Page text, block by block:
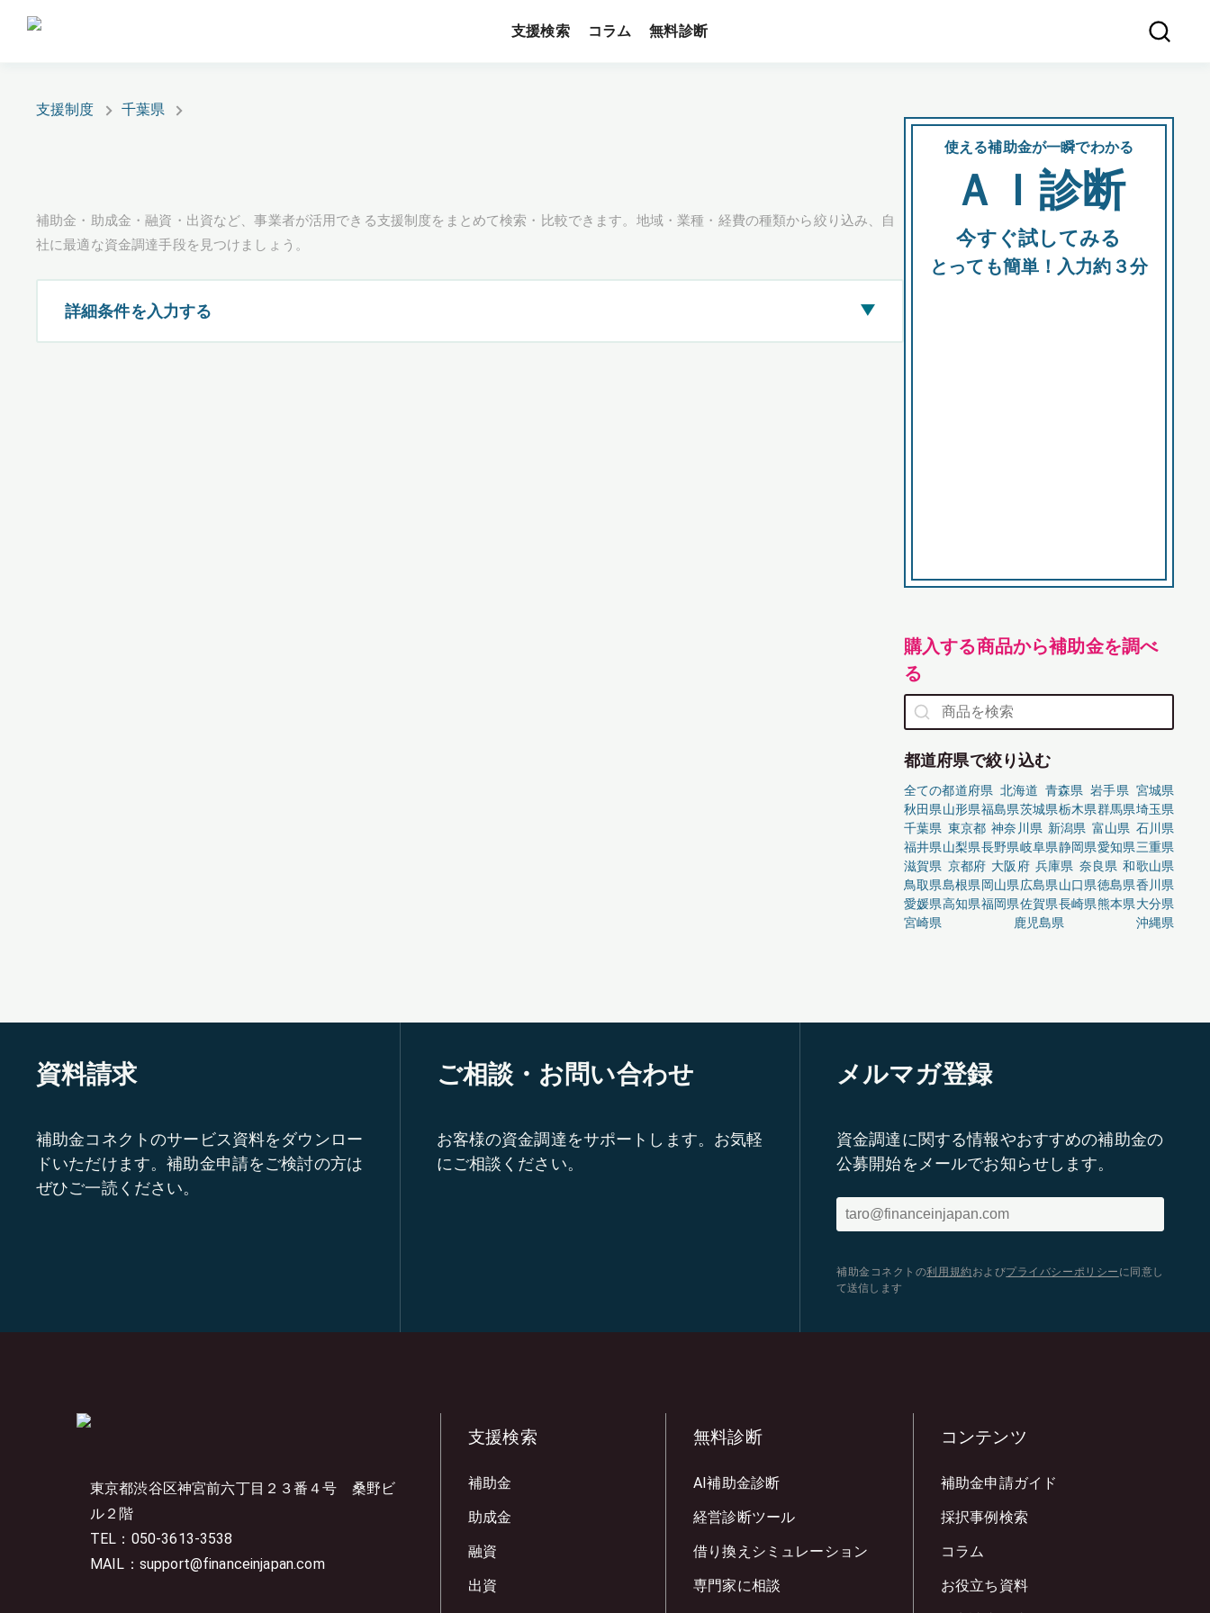
支援検索 コラム 無料診断
支援制度 千葉県
補助金・助成金・融資・出資など、事業者が活用できる支援制度をまとめて検索・比較できます。地域・業種・経費の種類から絞り込み、自
社に最適な資金調達手段を見つけましょう。
詳細条件を入力する ▶
使える補助金が一瞬でわかる
ＡＩ診断
今すぐ試してみる
とっても簡単！入力約３分
購入する商品から補助金を調べ
る
都道府県で絞り込む
全ての都道府県 北海道 青森県 岩手県 宮城県
秋田県山形県福島県茨城県栃木県群馬県埼玉県
千葉県 東京都 神奈川県 新潟県 富山県 石川県
福井県山梨県長野県岐阜県静岡県愛知県三重県
滋賀県 京都府 大阪府 兵庫県 奈良県 和歌山県
鳥取県島根県岡山県広島県山口県徳島県香川県
愛媛県高知県福岡県佐賀県長崎県熊本県大分県
宮崎県
鹿児島県 沖縄県
資料請求
補助金コネクトのサービス資料をダウンロー
ドいただけます。補助金申請をご検討の方は
ぜひご一読ください。
ご相談・お問い合わせ
お客様の資金調達をサポートします。お気軽
にご相談ください。
メルマガ登録
資金調達に関する情報やおすすめの補助金の
公募開始をメールでお知らせします。
補助金コネクトの利用規約 およびプライバシーポリシー に同意し
て送信します
東京都渋谷区神宮前六丁目２３番４号 桑野ビ
ル２階
TEL：050-3613-3538
MAIL：support@financeinjapan.com
支援検索
補助金
助成金
融資
出資
無料診断
AI補助金診断
経営診断ツール
借り換えシミュレーション
専門家に相談
コンテンツ
補助金申請ガイド
採択事例検索
コラム
お役立ち資料